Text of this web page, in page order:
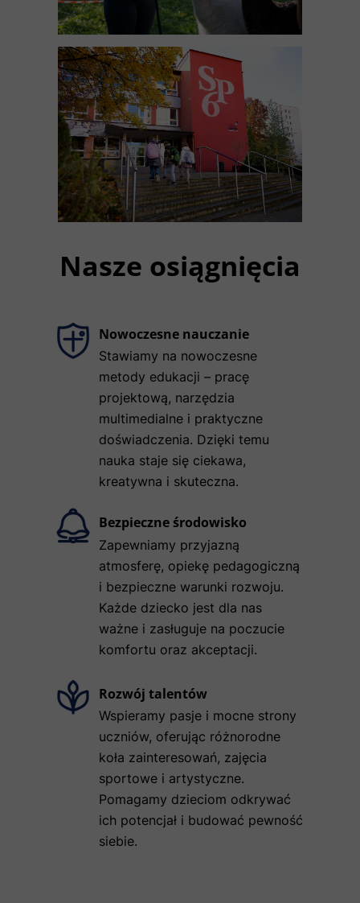
Wspieramy pasje i mocne strony
uczniów, oferując różnorodne
koła zainteresowań, zajęcia
sportowe i artystyczne.
Pomagamy dzieciom odkrywać
ich potencjał i budować pewność
siebie.
Rozwój talentów
Zapewniamy przyjazną
atmosferę, opiekę pedagogiczną
i bezpieczne warunki rozwoju.
Każde dziecko jest dla nas
ważne i zasługuje na poczucie
komfortu oraz akceptacji.
Bezpieczne środowisko
Stawiamy na nowoczesne
metody edukacji – pracę
projektową, narzędzia
multimedialne i praktyczne
doświadczenia. Dzięki temu
nauka staje się ciekawa,
kreatywna i skuteczna.
Nowoczesne nauczanie
Nasze osiągnięcia